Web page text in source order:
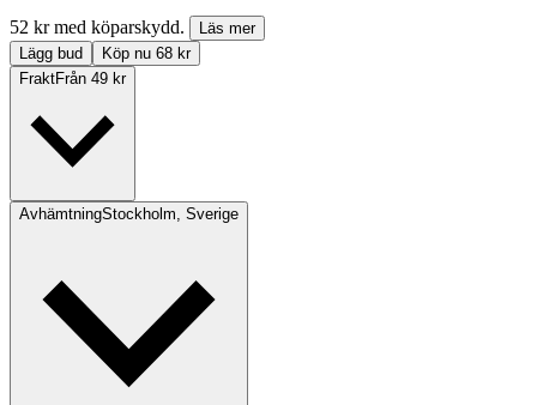
52 kr med köparskydd.
Läs mer
Lägg bud
Köp nu 68 kr
FraktFrån 49 kr
AvhämtningStockholm, Sverige